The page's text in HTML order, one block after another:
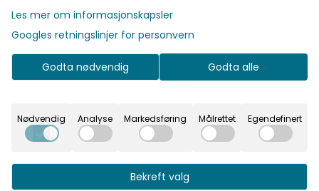
Les mer om informasjonskapsler
Googles retningslinjer for personvern
Godta nødvendig Godta alle
Nødvendig Analyse Markedsføring Målrettet Egendefinert
Bekreft valg